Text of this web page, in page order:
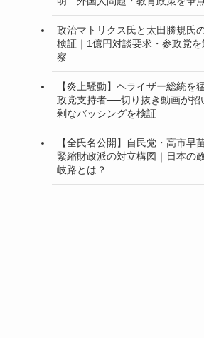
政治マトリクス氏と太田勝規氏
検証｜1億円対談要求・参政党
察
【炎上騒動】ヘライザー総統を
政党支持者──切り抜き動画が招
剰なバッシングを検証
【全氏名公開】自民党・高市早
緊縮財政派の対立構図｜日本の
岐路とは？